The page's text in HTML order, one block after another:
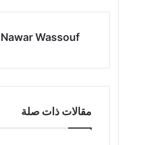
Nawar Wassouf
مقالات ذات صلة